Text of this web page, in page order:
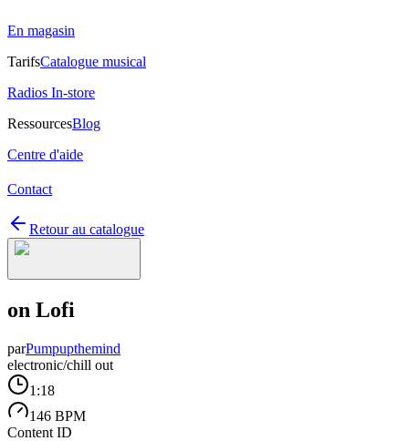
En magasin
TarifsCatalogue musical
Radios In-store
RessourcesBlog
Centre d'aide
Contact
Retour au catalogue
on Lofi
parPumpupthemind
electronic/chill out
1:18
146 BPM
Content ID